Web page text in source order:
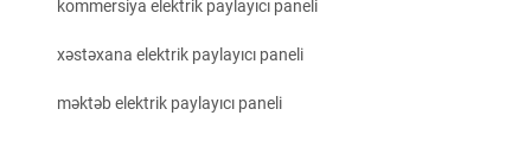
kommersiya elektrik paylayıcı paneli
xəstəxana elektrik paylayıcı paneli
məktəb elektrik paylayıcı paneli